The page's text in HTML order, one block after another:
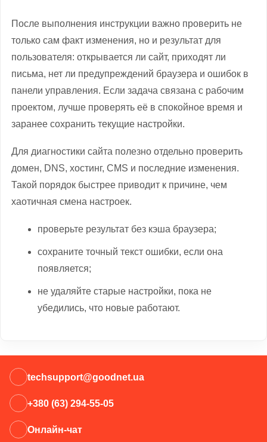
После выполнения инструкции важно проверить не
только сам факт изменения, но и результат для
пользователя: открывается ли сайт, приходят ли
письма, нет ли предупреждений браузера и ошибок в
панели управления. Если задача связана с рабочим
проектом, лучше проверять её в спокойное время и
заранее сохранить текущие настройки.
Для диагностики сайта полезно отдельно проверить
домен, DNS, хостинг, CMS и последние изменения.
Такой порядок быстрее приводит к причине, чем
хаотичная смена настроек.
проверьте результат без кэша браузера;
сохраните точный текст ошибки, если она
появляется;
не удаляйте старые настройки, пока не
убедились, что новые работают.
techsupport@goodnet.ua
+380 (63) 294-55-05
Онлайн-чат